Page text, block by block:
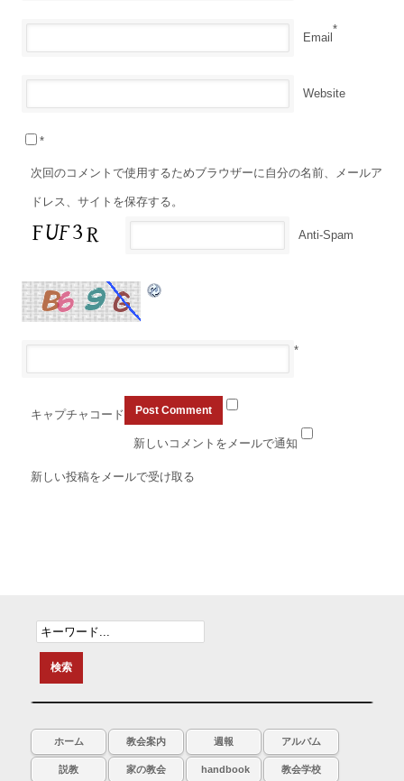
Email
*
Website
次回のコメントで使用するためブラウザーに自分の名前、メールア
ドレス、サイトを保存する。
Anti-Spam
*
キャプチャコード
*
新しいコメントをメールで通知
新しい投稿をメールで受け取る
ホーム 教会案内 週報 アルバム
説教 家の教会 handbook 教会学校